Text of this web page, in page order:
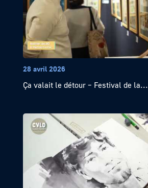
28 avril 2026
Ça valait le détour – Festival de la...